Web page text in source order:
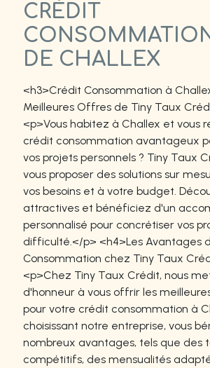
CRÉDIT
DE CHALLEX
<h3>Crédit Consommation à
Meilleures Offres de Tiny Taux
<p>Vous habitez à Challex et vous
crédit consommation avantageux
vos projets personnels ? Tiny Taux
vous proposer des solutions sur
vos besoins et à votre budget.
attractives et bénéficiez d'un
personnalisé pour concrétiser vos
difficulté.</p> <h4>Les Avantages
Consommation chez Tiny Taux
<p>Chez Tiny Taux Crédit, nous
d'honneur à vous offrir les
pour votre crédit consommation à
choisissant notre entreprise, vous
nombreux avantages, tels que des
compétitifs, des mensualités